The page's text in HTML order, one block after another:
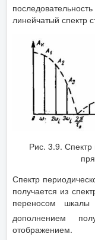
линейчатый спектр
Рис. 3.9. Спектр
Спектр
получается из
переносом
дополнением
отображением.